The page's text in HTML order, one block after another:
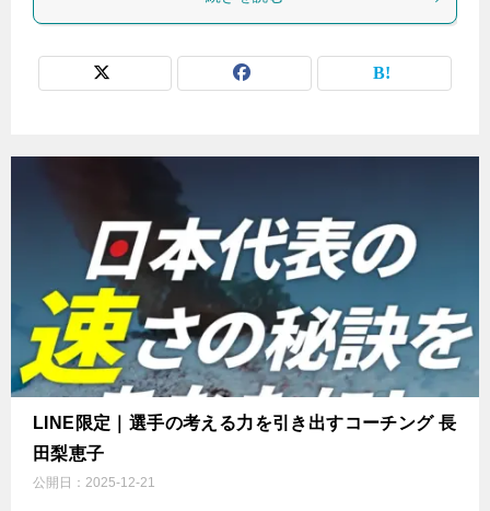
LINE限定｜選手の考える力を引き出すコーチング 長
田梨恵子
公開日： 2025-12-21